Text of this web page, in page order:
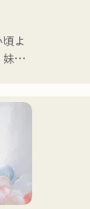
ざ
。
ブの
行
よ
妹
ー
年
DJを